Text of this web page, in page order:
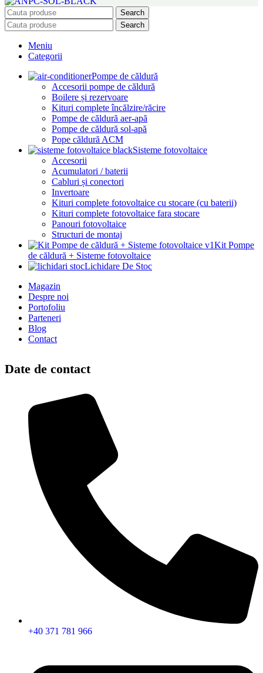
Search
Search
Meniu
Categorii
Pompe de căldură
Accesorii pompe de căldură
Boilere și rezervoare
Kituri complete încălzire/răcire
Pompe de căldură aer-apă
Pompe de căldură sol-apă
Pope căldură ACM
Sisteme fotovoltaice
Accesorii
Acumulatori / baterii
Cabluri și conectori
Invertoare
Kituri complete fotovoltaice cu stocare (cu baterii)
Kituri complete fotovoltaice fara stocare
Panouri fotovoltaice
Structuri de montaj
Kit Pompe
de căldură + Sisteme fotovoltaice
Lichidare De Stoc
Magazin
Despre noi
Portofoliu
Parteneri
Blog
Contact
Date de contact
+40 371 781 966